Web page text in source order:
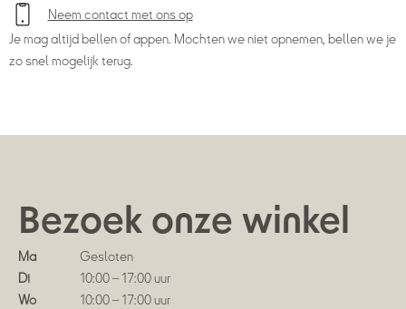
Neem contact met ons op
Je mag altijd bellen of appen. Mochten we niet opnemen, bellen we je
zo snel mogelijk terug.
Bezoek onze winkel
Ma
Gesloten
Di
10:00 – 17:00 uur
Wo
10:00 – 17:00 uur